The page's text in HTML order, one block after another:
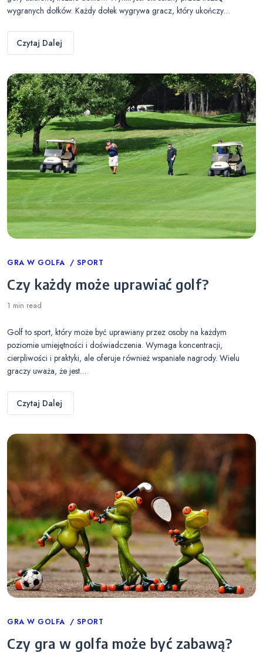
wygranych dołków. Każdy dołek wygrywa gracz, który ukończy…
Czytaj Dalej
Categories
GRA W GOLFA SPORT
Czy każdy może uprawiać golf?
1 min read
Golf to sport, który może być uprawiany przez osoby na każdym
poziomie umiejętności i doświadczenia. Wymaga koncentracji,
cierpliwości i praktyki, ale oferuje również wspaniałe nagrody. Wielu
graczy uważa, że jest…
Czytaj Dalej
Categories
GRA W GOLFA SPORT
Czy gra w golfa może być zabawą?